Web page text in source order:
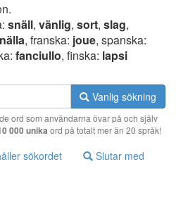
snäll, vänlig, sort, slag,
, franska: joue, spanska:
fanciullo, finska: lapsi
Vanlig sökning
ord som användarna övar på och själv
000 unika ord på totalt mer än 20 språk!
sökordet Slutar med